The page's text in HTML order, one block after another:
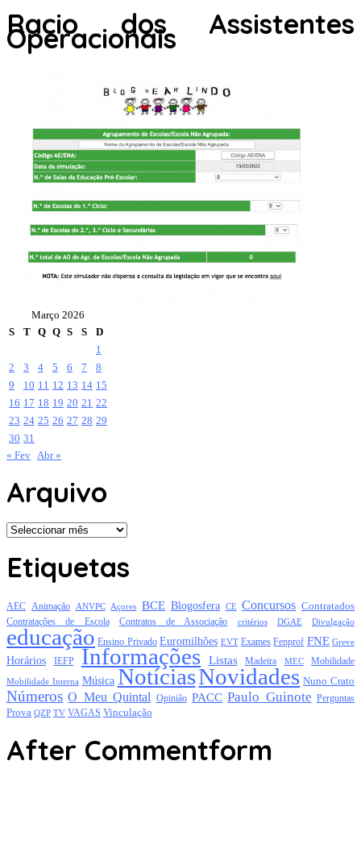
Racio dos Assistentes
Operacionais
Março 2026
S
T Q Q S S
D
1
2
3 4 5 6 7
8
9
10 11 12 13 14 15
16 17 18 19 20 21 22
23 24 25 26 27 28 29
30 31
« Fev Abr »
Arquivo
Arquivo
Etiquetas
AEC Animação ANVPC Açores BCE Blogosfera CE Concursos Contratados
Contratações de Escola Contratos de Associação critérios DGAE Divulgação
educação Ensino Privado Euromilhões EVT Exames Fenprof FNE Greve
Horários IEFP Informações Listas Madeira MEC Mobilidade
Mobilidade Interna Música NotíciasNovidades Nuno Crato
Números O Meu Quintal Opinião PACC Paulo Guinote Perguntas
Prova QZP TV VAGAS Vinculação
After Commentform